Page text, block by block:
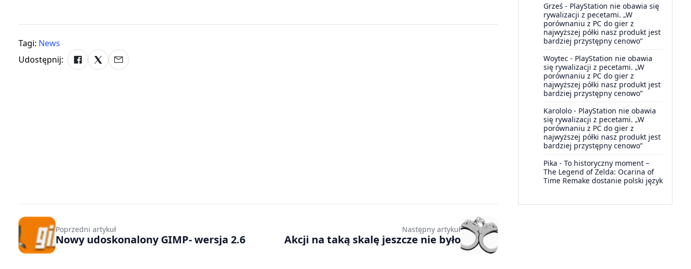
Tagi: News
Udostępnij:
Grześ - PlayStation nie obawia się
rywalizacji z pecetami. „W
porównaniu z PC do gier z
najwyższej półki nasz produkt jest
bardziej przystępny cenowo”
Woytec - PlayStation nie obawia
się rywalizacji z pecetami. „W
porównaniu z PC do gier z
najwyższej półki nasz produkt jest
bardziej przystępny cenowo”
Karololo - PlayStation nie obawia
się rywalizacji z pecetami. „W
porównaniu z PC do gier z
najwyższej półki nasz produkt jest
bardziej przystępny cenowo”
Pika - To historyczny moment –
The Legend of Zelda: Ocarina of
Time Remake dostanie polski język
Poprzedni artykuł
Nowy udoskonalony GIMP- wersja 2.6
Następny artykuł
Akcji na taką skalę jeszcze nie było